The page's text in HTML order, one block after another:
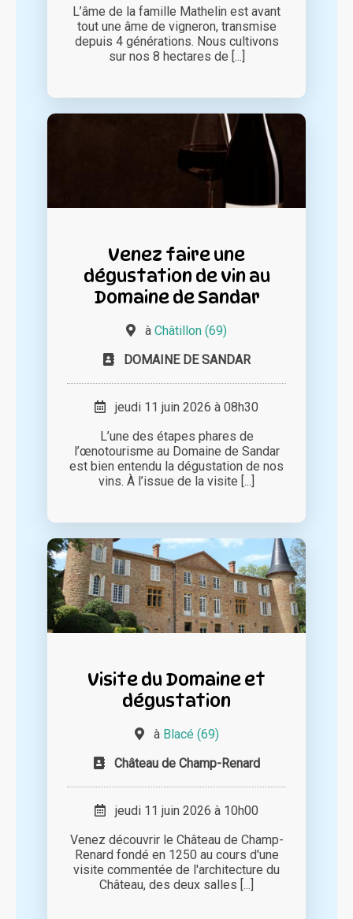
L’âme de la famille Mathelin est avant
tout une âme de vigneron, transmise
depuis 4 générations. Nous cultivons
sur nos 8 hectares de [...]
Venez faire une
dégustation de vin au
Domaine de Sandar
à Châtillon (69)
DOMAINE DE SANDAR
jeudi 11 juin 2026 à 08h30
L’une des étapes phares de
l’œnotourisme au Domaine de Sandar
est bien entendu la dégustation de nos
vins. À l’issue de la visite [...]
Visite du Domaine et
dégustation
à Blacé (69)
Château de Champ-Renard
jeudi 11 juin 2026 à 10h00
Venez découvrir le Château de Champ-
Renard fondé en 1250 au cours d'une
visite commentée de l'architecture du
Château, des deux salles [...]